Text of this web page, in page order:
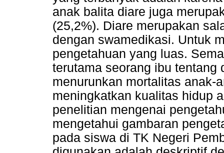
anak balita diare juga
(25,2%). Diare merupakan
dengan swamedikasi. Untuk
pengetahuan yang luas.
terutama seorang ibu tentang
menurunkan mortalitas anak-
meningkatkan kualitas hidup
penelitian mengenai
mengetahui gambaran
pada siswa di TK Negeri